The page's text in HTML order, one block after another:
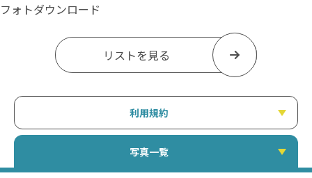
フォトダウンロード
リストを見る
利用規約
写真一覧